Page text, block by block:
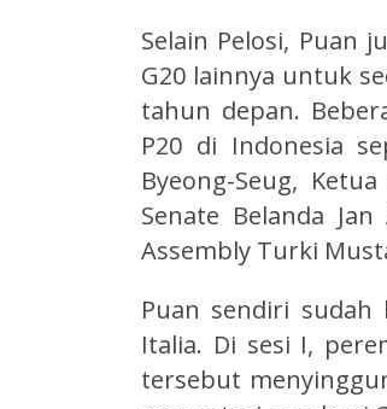
Selain Pelosi, Puan
G20 lainnya untuk
tahun depan.
P20 di Indonesia
Byeong-Seug,
Senate Belanda
Assembly Turki
Puan sendiri
Italia. Di sesi I,
tersebut